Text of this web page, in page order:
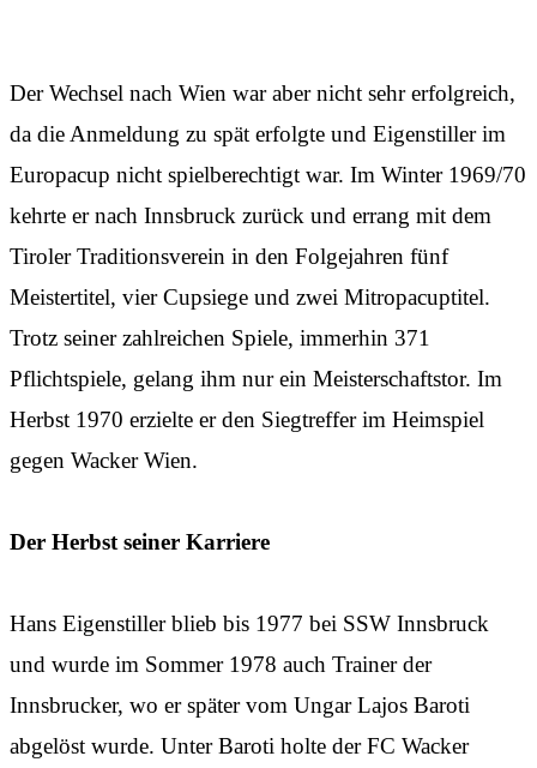
Der Wechsel nach Wien war aber nicht sehr erfolgreich,
da die Anmeldung zu spät erfolgte und Eigenstiller im
Europacup nicht spielberechtigt war. Im Winter 1969/70
kehrte er nach Innsbruck zurück und errang mit dem
Tiroler Traditionsverein in den Folgejahren fünf
Meistertitel, vier Cupsiege und zwei Mitropacuptitel.
Trotz seiner zahlreichen Spiele, immerhin 371
Pflichtspiele, gelang ihm nur ein Meisterschaftstor. Im
Herbst 1970 erzielte er den Siegtreffer im Heimspiel
gegen Wacker Wien.
Der Herbst seiner Karriere
Hans Eigenstiller blieb bis 1977 bei SSW Innsbruck
und wurde im Sommer 1978 auch Trainer der
Innsbrucker, wo er später vom Ungar Lajos Baroti
abgelöst wurde. Unter Baroti holte der FC Wacker